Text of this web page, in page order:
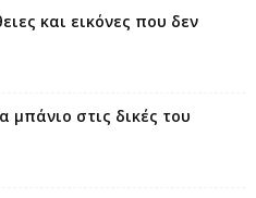
και εικόνες που δεν
μπάνιο στις δικές του